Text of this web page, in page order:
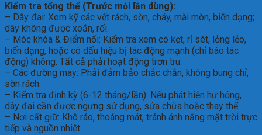
Kiểm tra tổng thể (Trước mỗi lần dùng):
– Dây đai: Xem kỹ các vết rách, sờn, cháy, mài mòn, biến dạng;
dây không được xoắn, rối.
– Móc khóa & Điểm nối: Kiểm tra xem có kẹt, rỉ sét, lỏng lẻo,
biến dạng, hoặc có dấu hiệu bị tác động mạnh (chỉ báo tác
động) không. Tất cả phải hoạt động trơn tru.
– Các đường may: Phải đảm bảo chắc chắn, không bung chỉ,
sờn rách.
– Kiểm tra định kỳ (6-12 tháng/lần): Nếu phát hiện hư hỏng,
dây đai cần được ngưng sử dụng, sửa chữa hoặc thay thế.
– Nơi cất giữ: Khô ráo, thoáng mát, tránh ánh nắng mặt trời trực
tiếp và nguồn nhiệt.